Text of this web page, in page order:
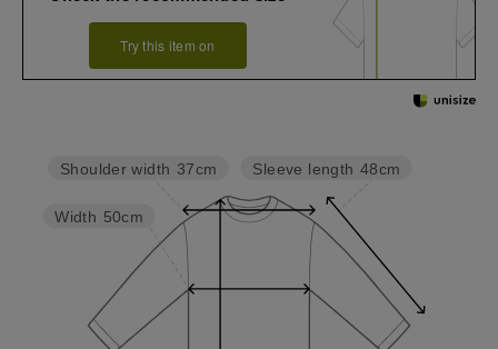
Try this item on
Sleeve length 48cm
Width 50cm
Shoulder width 37cm